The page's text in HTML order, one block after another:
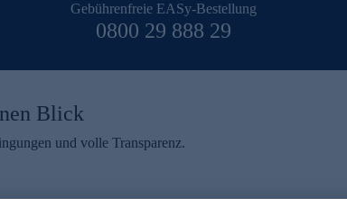
Gebührenfreie EASy-Bestellung
0800 29 888 29
Blick
und volle Transparenz.